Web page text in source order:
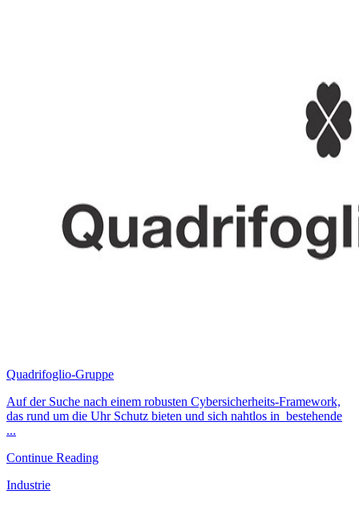
Quadrifoglio-Gruppe
Auf der Suche nach einem robusten Cybersicherheits-Framework,
das rund um die Uhr Schutz bieten und sich nahtlos in bestehende
...
Continue Reading
Industrie